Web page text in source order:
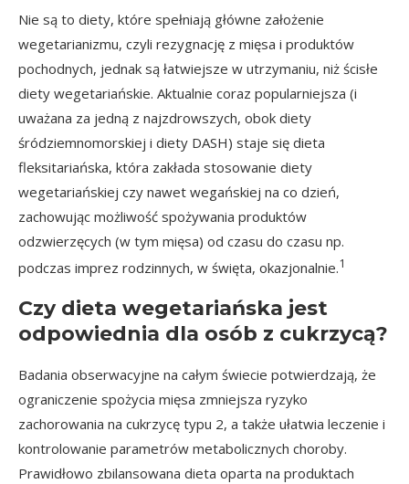
Nie są to diety, które spełniają główne założenie
wegetarianizmu, czyli rezygnację z mięsa i produktów
pochodnych, jednak są łatwiejsze w utrzymaniu, niż ścisłe
diety wegetariańskie. Aktualnie coraz popularniejsza (i
uważana za jedną z najzdrowszych, obok diety
śródziemnomorskiej i diety DASH) staje się dieta
fleksitariańska, która zakłada stosowanie diety
wegetariańskiej czy nawet wegańskiej na co dzień,
zachowując możliwość spożywania produktów
odzwierzęcych (w tym mięsa) od czasu do czasu np.
podczas imprez rodzinnych, w święta, okazjonalnie.1
Czy dieta wegetariańska jest
odpowiednia dla osób z cukrzycą?
Badania obserwacyjne na całym świecie potwierdzają, że
ograniczenie spożycia mięsa zmniejsza ryzyko
zachorowania na cukrzycę typu 2, a także ułatwia leczenie i
kontrolowanie parametrów metabolicznych choroby.
Prawidłowo zbilansowana dieta oparta na produktach